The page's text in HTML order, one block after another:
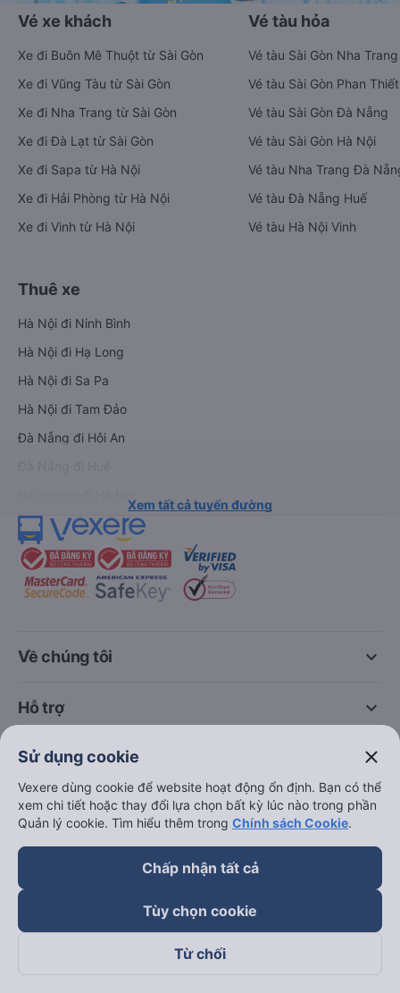
Vé xe khách
Xe đi Buôn Mê Thuột từ Sài Gòn
Xe đi Vũng Tàu từ Sài Gòn
Xe đi Nha Trang từ Sài Gòn
Xe đi Đà Lạt từ Sài Gòn
Xe đi Sapa từ Hà Nội
Xe đi Hải Phòng từ Hà Nội
Xe đi Vinh từ Hà Nội
Vé tàu hỏa
Vé tàu Sài Gòn Nha Trang
Vé tàu Sài Gòn Phan Thiết
Vé tàu Sài Gòn Đà Nẵng
Vé tàu Sài Gòn Hà Nội
Vé tàu Nha Trang Đà
Vé tàu Đà Nẵng Huế
Vé tàu Hà Nội Vinh
Thuê xe
Hà Nội đi Ninh Bình
Hà Nội đi Hạ Long
Hà Nội đi Sa Pa
Hà Nội đi Tam Đảo
Đà Nẵng đi Hội An
Xem tất cả tuyến đường
keyboard_arrow_down
Về chúng tôi
keyboard_arrow_down
Hỗ trợ
keyboard_arrow_down
Trở thành đối tác
Đối tác thanh toán
Sử dụng cookie close
Vexere dùng cookie để website hoạt động ổn định. Bạn có thể
xem chi tiết hoặc thay đổi lựa chọn bất kỳ lúc nào trong phần
Quản lý cookie. Tìm hiểu thêm trong Chính sách Cookie.
Chấp nhận tất cả
Tùy chọn cookie
Từ chối